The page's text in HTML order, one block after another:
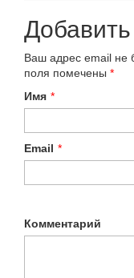
Ваш адрес email не
поля помечены *
Имя *
Email *
Комментарий